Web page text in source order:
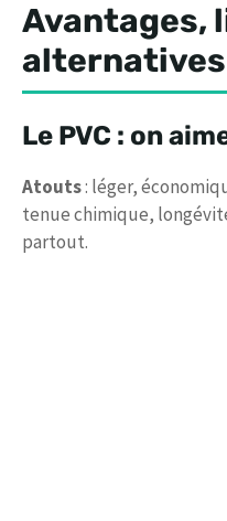
Avantages,
alternatives
Le PVC : on
Atouts: léger,
tenue chimique,
partout.